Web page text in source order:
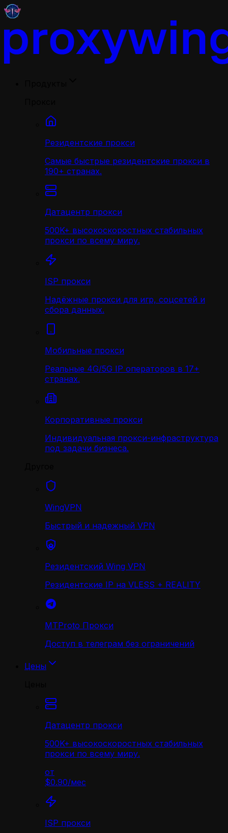
Резидентские прокси
Самые быстрые резидентские прокси в
190+ странах.
Датацентр прокси
500K+ высокоскоростных стабильных
прокси по всему миру.
ISP прокси
Надёжные прокси для игр, соцсетей и
сбора данных.
Мобильные прокси
Реальные 4G/5G IP операторов в 17+
странах.
Корпоративные прокси
Индивидуальная прокси-инфраструктура
под задачи бизнеса.
WingVPN
Быстрый и надежный VPN
Резидентский Wing VPN
Резидентские IP на VLESS + REALITY
MTProto Прокси
Доступ в телеграм без ограничений
Цены
Датацентр прокси
500K+ высокоскоростных стабильных
прокси по всему миру.
от
$0.90/мес
ISP прокси